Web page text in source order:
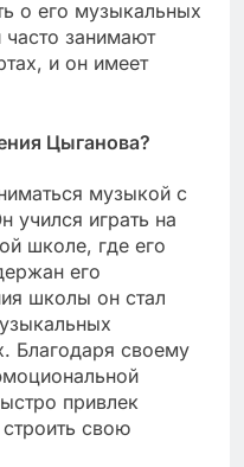
о его музыкальных
часто занимают
и он имеет
Цыганова?
музыкой с
учился играть на
школе, где его
его
школы он стал
Благодаря своему
привлек
свою